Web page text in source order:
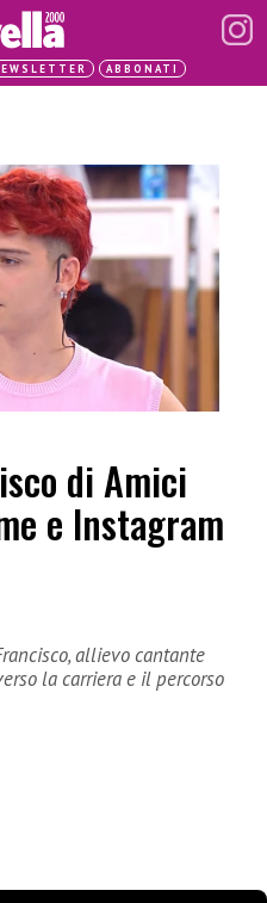
ABBONATI
di Amici
e Instagram
allievo cantante
la carriera e il percorso